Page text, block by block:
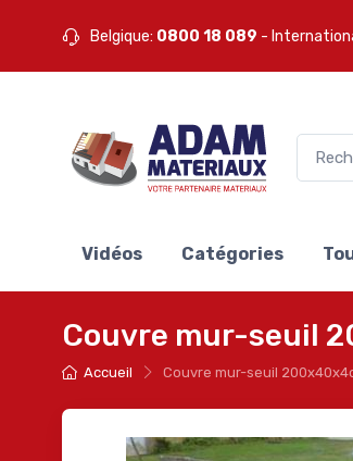
Belgique: 0800 18 089 -
Vidéos Catégories
Couvre mur-seuil
Accueil Couvre mur-seuil